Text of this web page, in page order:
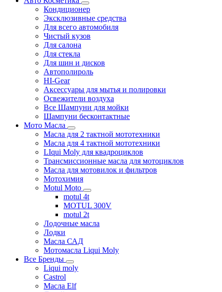
Кондиционер
Эксклюзивные средства
Для всего автомобиля
Чистый кузов
Для салона
Для стекла
Для шин и дисков
Автополироль
HI-Gear
Аксессуары для мытья и полировки
Освежители воздуха
Все Шампуни для мойки
Шампуни бесконтактные
Мото Масла
Масла для 2 тактной мототехники
Масла для 4 тактной мототехники
LIqui Moly для квадроциклов
Трансмиссионные масла для мотоциклов
Масла для мотовилок и фильтров
Мотохимия
Motul Moto
motul 4t
MOTUL 300V
motul 2t
Лодочные масла
Лодки
Масла САД
Мотомасла Liqui Moly
Все Бренды
Liqui moly
Castrol
Масла Elf